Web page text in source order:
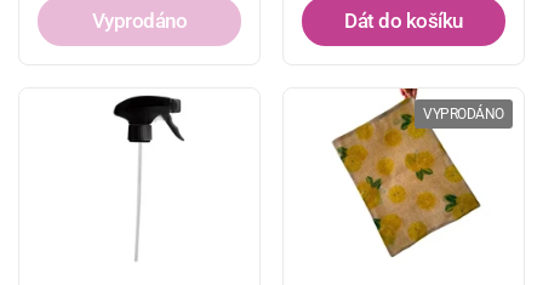
Vyprodáno Dát do košíku
VYPRODÁNO